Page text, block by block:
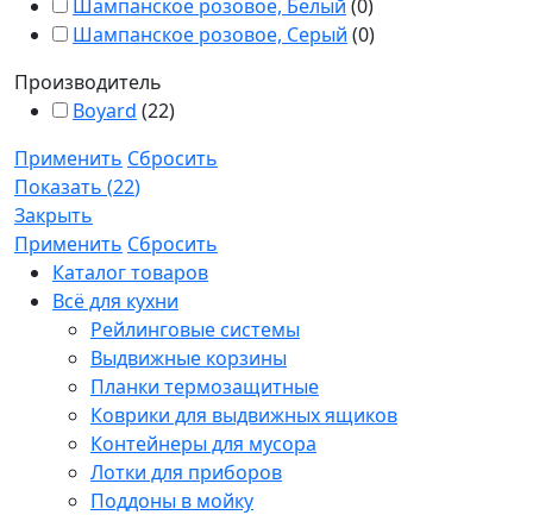
Шампанское розовое, Белый (0)
Шампанское розовое, Серый (0)
Производитель
Boyard (22)
Применить Сбросить
Показать (22)
Закрыть
Применить Сбросить
Каталог товаров
Всё для кухни
Рейлинговые системы
Выдвижные корзины
Планки термозащитные
Коврики для выдвижных ящиков
Контейнеры для мусора
Лотки для приборов
Поддоны в мойку